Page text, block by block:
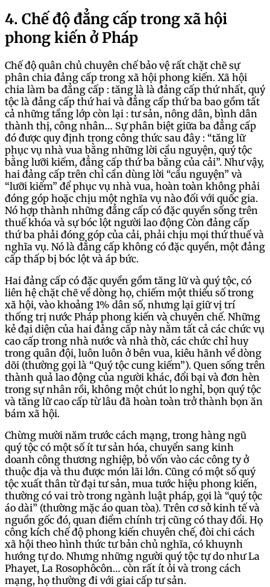
4. Chế độ đẳng cấp trong xã hội
phong kiến ở Pháp
Chế độ quân chủ chuyên chế bảo vệ rất chặt chẽ sự
phân chia đảng cấp trong xã hội phong kiến. Xã hội
chia làm ba đẳng cấp : tăng là là đảng cấp thứ nhất, quý
tộc là đảng cấp thứ hai và đẳng cấp thứ ba bao gồm tất
cả những tầng lớp còn lại : tư sản, nông dân, bình dân
thành thị, công nhân… Sự phân biệt giữa ba đẳng cấp
đó được quy định trong công thức sau đây : “tăng lữ
phục vụ nhà vua bằng những lời cầu nguyện, quý tộc
bằng lưỡi kiếm, đẳng cấp thứ ba bằng của cải”. Như vậy,
hai đảng cấp trên chỉ cần dùng lời “cầu nguyện” và
“lưỡi kiếm” để phục vụ nhà vua, hoàn toàn không phải
đóng góp hoặc chịu một nghĩa vụ nào đối với quốc gia.
Nó hợp thành những đẳng cấp có đặc quyền sống trên
thuế khóa và sự bóc lột người lao động Còn đảng cấp
thứ ba phải đóng góp của cải, phải chịu mọi thứ thuế và
nghĩa vụ. Nó là đẳng cấp không có đặc quyền, một đảng
cấp thấp bị bóc lột và áp bức.
Hai đảng cấp có đặc quyền gồm tăng lữ và quý tộc, có
liên hệ chặt chẽ về dòng họ, chiếm một thiểu số trong
xã hội, vào khoảng 1% dân số, nhưng lại giữ vị trí
thống trị nước Pháp phong kiến và chuyên chế. Những
kẻ đại diện của hai đảng cấp này nằm tất cả các chức vụ
cao cấp trong nhà nước và nhà thờ, các chức chỉ huy
trong quân đội, luôn luôn ở bên vua, kiêu hãnh về dòng
dõi (thường gọi là “Quý tộc cung kiếm”). Quen sống trên
thành quả lao động của người khác, đổi bại và đơn hèn
trong sự nhân rồi, không một chút lo nghỉ, bọn quý tộc
và tăng lữ cao cấp từ lâu đã hoàn toàn trở thành bọn ăn
bám xã hội.
Chừng mười năm trước cách mạng, trong hàng ngũ
quý tộc có một số ít tư sản hóa, chuyển sang kinh
doanh công thương nghiệp, bỏ vốn vào các công ty ở
thuộc địa và thu được món lãi lớn. Cũng có một số quý
tộc xuất thân từ đại tư sản, mua tước hiệu phong kiến,
thường có vai trò trong ngành luật pháp, gọi là “quý tộc
áo dài” (thường mặc áo quan tòa). Trên cơ sở kinh tế và
nguồn gốc đó, quan điểm chính trị cũng có thay đổi. Họ
công kích chế độ phong kiến chuyên chế, đòi chi cách
xã hội theo hình thức tư bản chủ nghĩa, có khuynh
hướng tự do. Nhưng những người quý tộc tự do như La
Phayet, La Rosophôcôn… còn rất ít ỏi và trong cách
mạng, họ thường đi với giai cấp tư sản.